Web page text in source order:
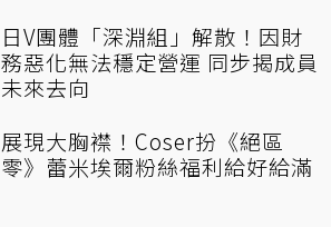
日V團體「深淵組」解散！因財
務惡化無法穩定營運 同步揭成員
未來去向
展現大胸襟！Coser扮《絕區
零》蕾米埃爾粉絲福利給好給滿